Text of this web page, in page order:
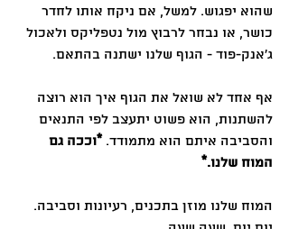
שהוא יפגוש. למשל, אם ניקח אותו לחדר
כושר, או נבחר לרבוץ מול נטפליקס ולאכול
ג'אנק-פוד - הגוף שלנו ישתנה בהתאם.
אף אחד לא שואל את הגוף איך הוא רוצה
להשתנות, הוא פשוט יתעצב לפי התנאים
והסביבה איתם הוא מתמודד. *וככה גם
המוח שלנו.*
המוח שלנו מוזן בתכנים, רעיונות וסביבה.